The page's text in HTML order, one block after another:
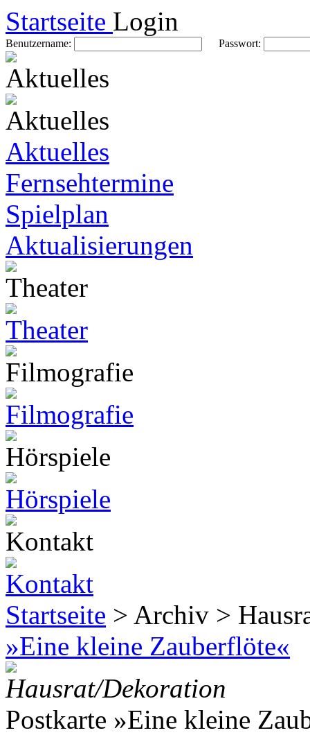
Startseite Login
Benutzername: Passwort:
Aktuelles
Fernsehtermine
Spielplan
Aktualisierungen
Startseite > Archiv >
»Eine kleine Zauberflöte«
Hausrat/Dekoration
Postkarte »Eine kleine